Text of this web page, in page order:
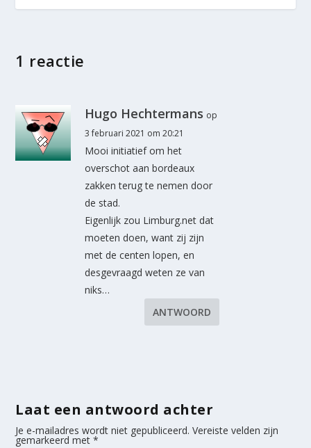
1 reactie
Hugo Hechtermans op
3 februari 2021 om 20:21
Mooi initiatief om het
overschot aan bordeaux
zakken terug te nemen door
de stad.
Eigenlijk zou Limburg.net dat
moeten doen, want zij zijn
met de centen lopen, en
desgevraagd weten ze van
niks…
ANTWOORD
Laat een antwoord achter
Je e-mailadres wordt niet gepubliceerd. Vereiste velden zijn
gemarkeerd met*